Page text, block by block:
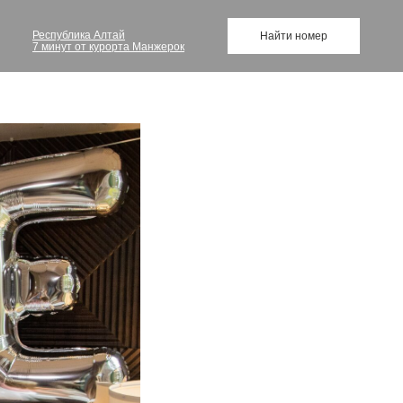
Найти номер
Республика Алтай
7 минут от курорта Манжерок